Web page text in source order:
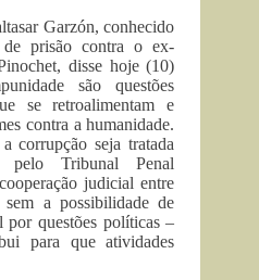
Garzón, conhecido
prisão contra o ex-
disse hoje (10)
são questões
se retroalimentam e
contra a humanidade.
corrupção seja tratada
pelo Tribunal Penal
judicial entre
a possibilidade de
por questões políticas –
para que atividades